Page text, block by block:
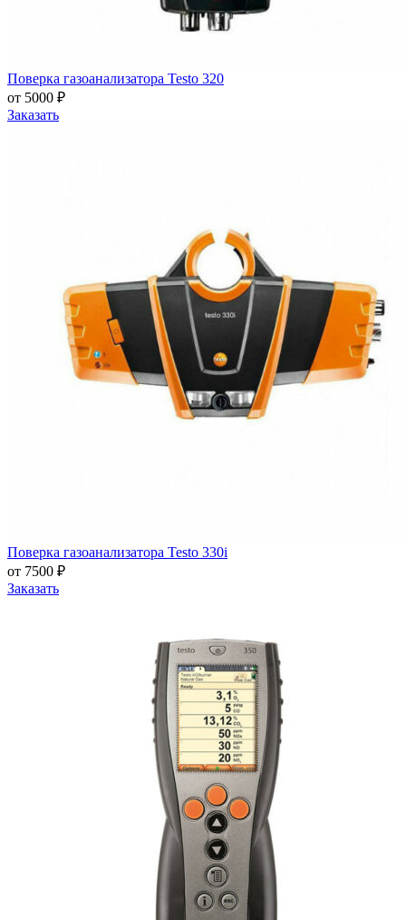
Поверка газоанализатора Testo 320
от 5000 ₽
Заказать
Поверка газоанализатора Testo 330i
от 7500 ₽
Заказать